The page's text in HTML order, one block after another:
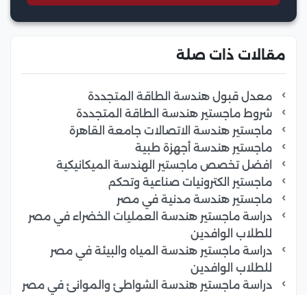
مقالات ذات صلة
معدل قبول هندسة الطاقة المتجددة
شروط ماجستير هندسة الطاقة المتجددة
ماجستير هندسة الاتصالات جامعة القاهرة
ماجستير هندسة أجهزة طبية
افضل تخصص ماجستير الهندسة الميكانيكية
ماجستير الكترونيات صناعية وتحكم
ماجستير هندسة مدنية في مصر
دراسة ماجستير هندسة العمليات الخضراء في مصر
للطلاب الوافدين
دراسة ماجستير هندسة المياه والبيئة في مصر
للطلاب الوافدين
دراسة ماجستير هندسة الشواطئ والموانئ في مصر